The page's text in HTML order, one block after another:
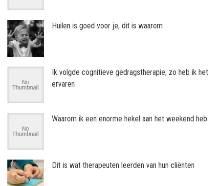
Huilen is goed voor je, dit is waarom
Ik volgde cognitieve gedragstherapie; zo heb ik het
ervaren
Waarom ik een enorme hekel aan het weekend heb
Dit is wat therapeuten leerden van hun cliënten